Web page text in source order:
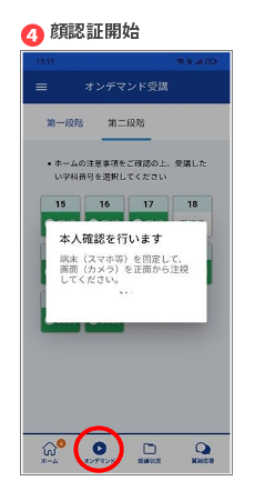
❹ 顔認証開始